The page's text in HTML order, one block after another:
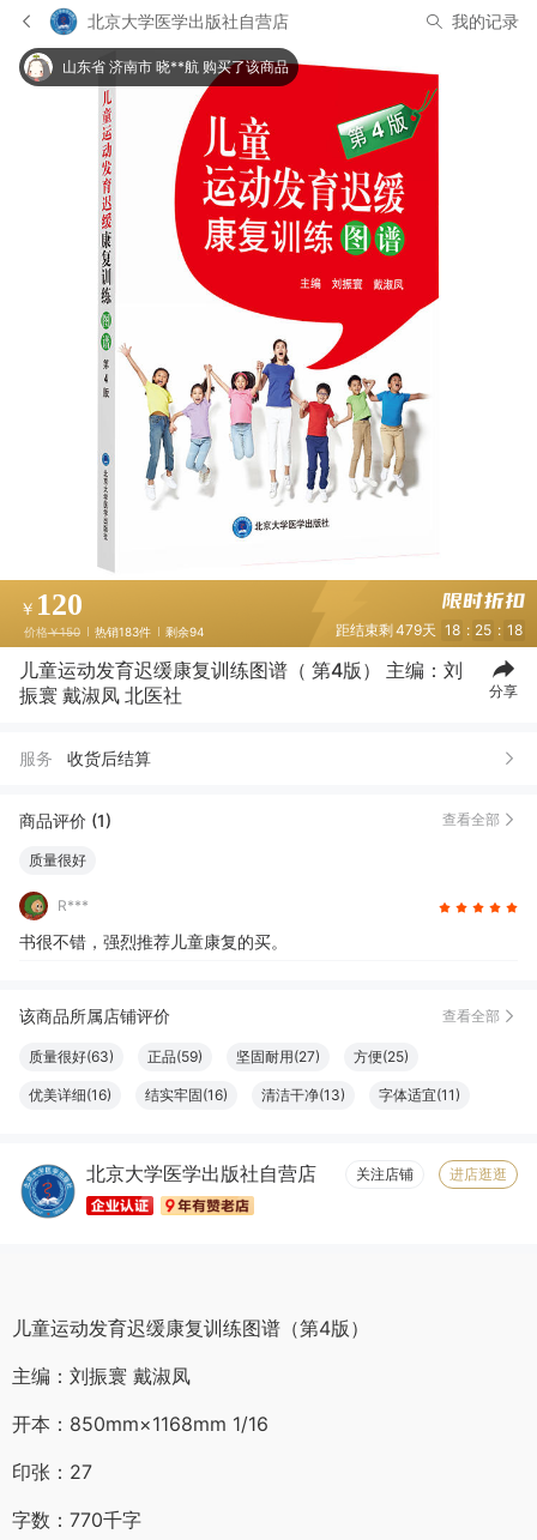
北京大学医学出版社自营店 我的记录
山东省 济南市 晓**航 购买了该商品
￥ 120
价格￥150 热销183件 剩余94 距结束剩 479天 18 : 25 : 17
儿童运动发育迟缓康复训练图谱（ 第4版） 主编：刘
振寰 戴淑凤 北医社
分享
服务 收货后结算
商品评价 (1) 查看全部
质量很好
R***
书很不错，强烈推荐儿童康复的买。
该商品所属店铺评价 查看全部
质量很好(63) 正品(59) 坚固耐用(27) 方便(25)
优美详细(16) 结实牢固(16) 清洁干净(13) 字体适宜(11)
物流很快(8) 大小合适(8) 触感良好(8) 服务周到(7)
纸张精良(6)
北京大学医学出版社自营店 关注店铺 进店逛逛
儿童运动发育迟缓康复训练图谱（第4版）
主编：刘振寰 戴淑凤
开本：850mm×1168mm 1/16
印张：27
字数：770千字